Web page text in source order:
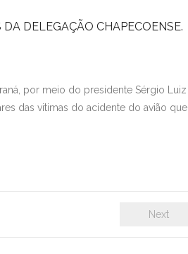
DELEGAÇÃO CHAPECOENSE.
por meio do presidente Sérgio Luiz
das vitimas do acidente do avião que
Next